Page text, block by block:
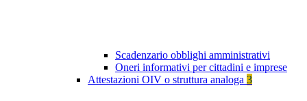
Scadenzario obblighi amministrativi
Oneri informativi per cittadini e imprese
Attestazioni OIV o struttura analoga 3